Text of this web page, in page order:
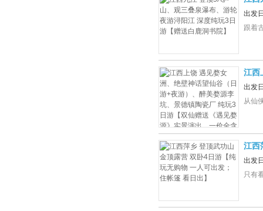
游【
出发
跟着
江西
坑、
全含
出发
从仙
江西
住帐
出发
只有